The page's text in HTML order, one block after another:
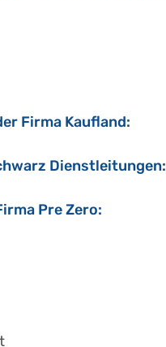
Firma Kaufland:
Dienstleitungen:
Pre Zero: